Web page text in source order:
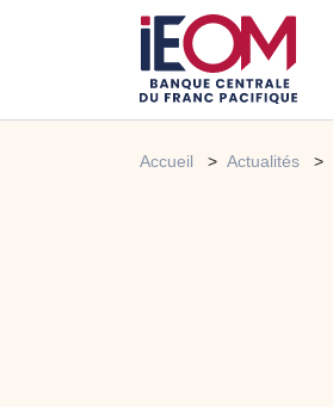
Accueil Actualités